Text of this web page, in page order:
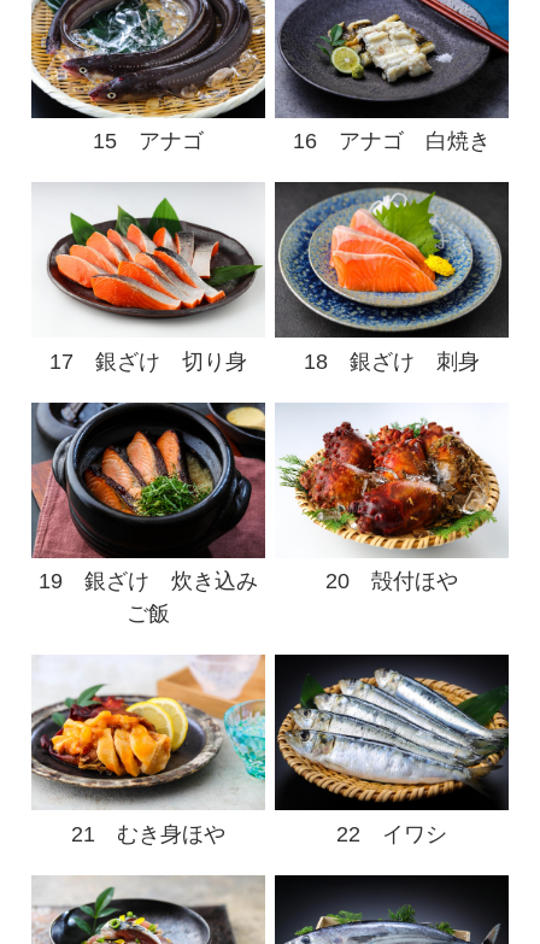
15 アナゴ 16 アナゴ 白焼き
17 銀ざけ 切り身 18 銀ざけ 刺身
19 銀ざけ 炊き込み
ご飯
20 殻付ほや
21 むき身ほや 22 イワシ